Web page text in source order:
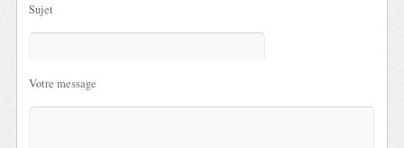
Sujet
Votre message